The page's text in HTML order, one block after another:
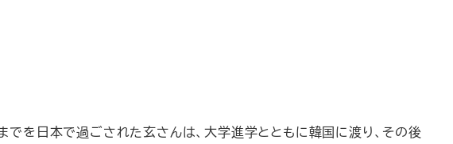
でを日本で過ごされた玄さんは、大学進学とともに韓国に渡り、その後